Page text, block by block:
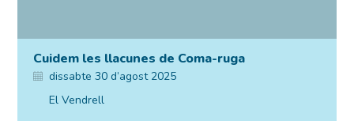
Cuidem les llacunes de Coma-ruga
dissabte 30 d’agost 2025
El Vendrell